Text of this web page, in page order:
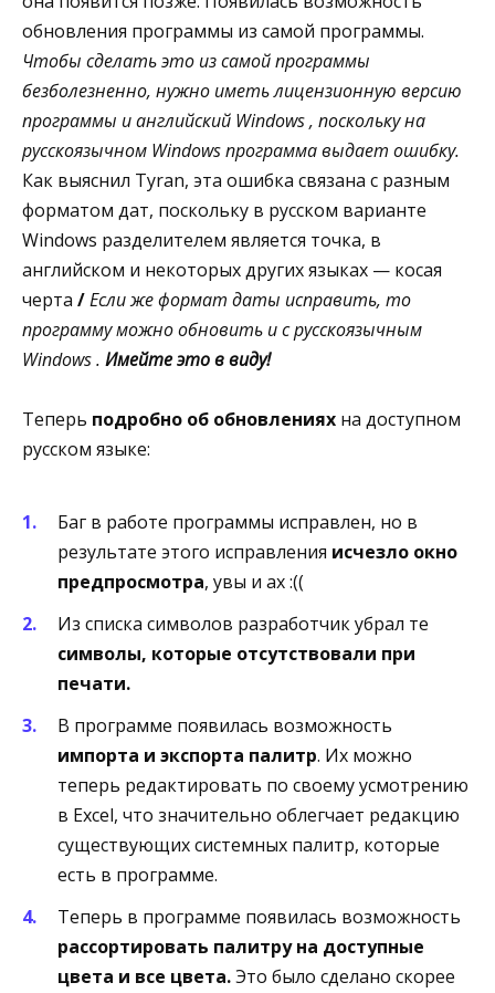
обновления программы из самой программы.
Чтобы сделать это из самой программы
безболезненно, нужно иметь лицензионную версию
программы и английский Windows , поскольку на
русскоязычном Windows программа выдает ошибку.
Как выяснил Tyran, эта ошибка связана с разным
форматом дат, поскольку в русском варианте
Windows разделителем является точка, в
английском и некоторых других языках — косая
черта /Если же формат даты исправить, то
программу можно обновить и с русскоязычным
Windows . Имейте это в виду!
Теперь подробно об обновлениях на доступном
русском языке:
Баг в работе программы исправлен, но в
результате этого исправления исчезло окно
предпросмотра, увы и ах :((
Из списка символов разработчик убрал те
символы, которые отсутствовали при
печати.
В программе появилась возможность
импорта и экспорта палитр. Их можно
теперь редактировать по своему усмотрению
в Excel, что значительно облегчает редакцию
существующих системных палитр, которые
есть в программе.
Теперь в программе появилась возможность
рассортировать палитру на доступные
цвета и все цвета.Это было сделано скорее